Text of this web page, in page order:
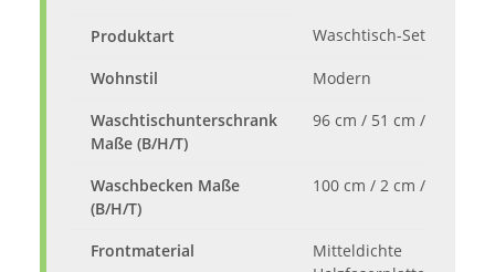
Produktart Waschtisch-Set
Wohnstil
Modern
Waschtischunterschrank
Maße (B/H/T)
96 cm / 51 cm / 44 cm
Waschbecken Maße
(B/H/T)
100 cm / 2 cm / 45 cm
Frontmaterial
Mitteldichte